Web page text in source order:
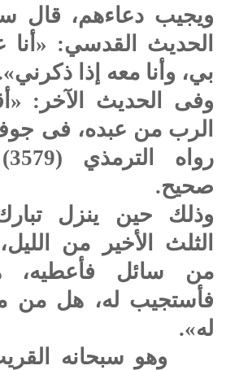
ويجيب دعاءهم، قال
الحديث القدسي:
بي، وأنا معه إذا
وفى الحديث الآخر:
الرب من عبده، فى جوف
صحيح.
وذلك حين ينزل
الثلث الأخير من
من سائل
فأستجيب له، هل من
له».
وهو سبحانه القريب